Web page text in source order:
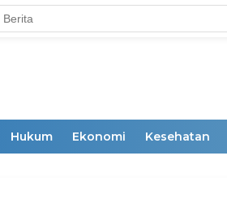
Hukum Ekonomi Kesehatan